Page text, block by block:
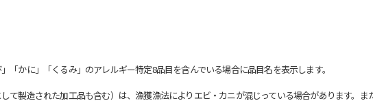
かに」「くるみ」のアレルギー特定8品目を含んでいる場合に品目名を表示します。
製造された加工品も含む）は、漁獲漁法によりエビ・カニが混じっている場合があります。ま